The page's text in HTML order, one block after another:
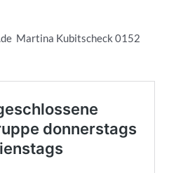
Martina Kubitscheck 0152